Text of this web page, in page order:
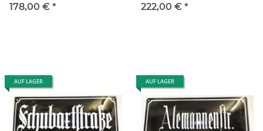
gewölbt, street sign enamel
178,00 € *
gewölbt, street sign enamel
222,00 € *
AUF LAGER AUF LAGER